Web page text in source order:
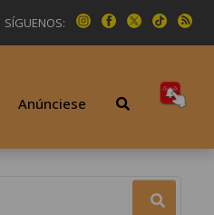
SÍGUENOS:
Anúnciese